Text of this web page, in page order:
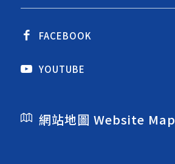
FACEBOOK
YOUTUBE
網站地圖 Website Map